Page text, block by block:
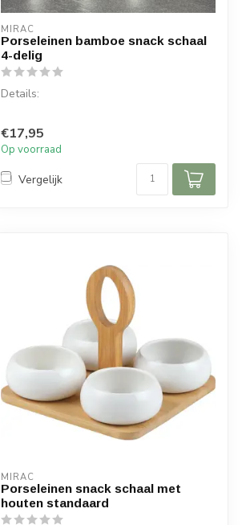
MIRAC
Porseleinen bamboe snack schaal
4-delig
Details:
Afmeting schaal: ⌀ 8,5 cm, H...
€17,95
Op voorraad
Vergelijk
MIRAC
Porseleinen snack schaal met
houten standaard